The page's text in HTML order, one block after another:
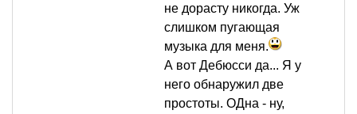
не дорасту никогда. Уж
слишком пугающая
музыка для меня.
А вот Дебюсси да... Я у
него обнаружил две
простоты. ОДна - ну,